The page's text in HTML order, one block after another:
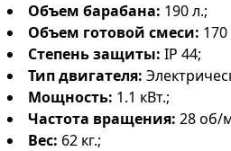
Объем барабана: 190 л.;
Объем готовой смеси: 170
Степень защиты: IP 44;
Тип двигателя:
Мощность: 1.1 кВт.;
Частота вращения: 28 об/
Вес: 62 кг.;